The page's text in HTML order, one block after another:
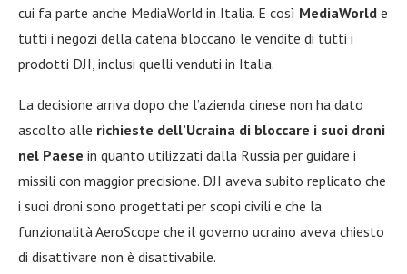
cui fa parte anche MediaWorld in Italia. E così MediaWorld e
tutti i negozi della catena bloccano le vendite di tutti i
prodotti DJI, inclusi quelli venduti in Italia.
La decisione arriva dopo che l’azienda cinese non ha dato
ascolto alle richieste dell’Ucraina di bloccare i suoi droni
nel Paese in quanto utilizzati dalla Russia per guidare i
missili con maggior precisione. DJI aveva subito replicato che
i suoi droni sono progettati per scopi civili e che la
funzionalità AeroScope che il governo ucraino aveva chiesto
di disattivare non è disattivabile.